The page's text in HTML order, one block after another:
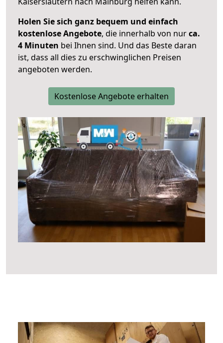
Holen Sie sich ganz bequem und einfach
kostenlose Angebote, die innerhalb von nurca.
4 Minuten bei Ihnen sind. Und das Beste daran
ist, dass all dies zu erschwinglichen Preisen
angeboten werden.
Kostenlose Angebote erhalten